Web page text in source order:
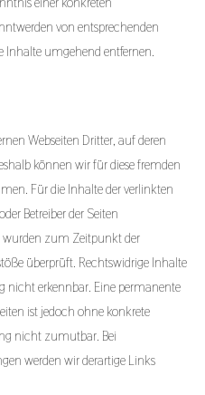
von entsprechenden
Inhalte umgehend entfernen.
Webseiten Dritter, auf deren
können wir für diese fremden
Für die Inhalte der verlinkten
Betreiber der Seiten
wurden zum Zeitpunkt der
überprüft. Rechtswidrige Inhalte
erkennbar. Eine permanente
ist jedoch ohne konkrete
nicht zumutbar. Bei
werden wir derartige Links